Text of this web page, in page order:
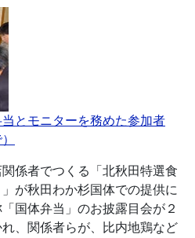
とモニターを務めた参加者
係者でつくる「北秋田特選食
が秋田わか杉国体での提供に
国体弁当」のお披露目会が２
、関係者らが、比内地鶏など